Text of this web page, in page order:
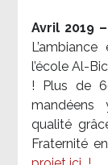
Avril 2019 –
l’école Al-
! Plus de
qualité
Fraternité